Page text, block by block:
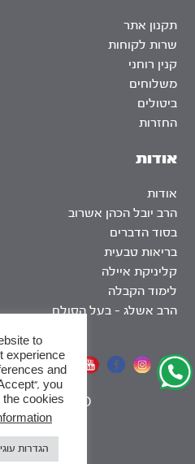
אודות
אודות
הרב יובל הכהן אשרוב
בסוד הדברים
בריאות טבעית
קליניקת איילה
לימוד הקבלה
הרב אשלג – בעל הסולם
תקנון אתר
שרות לקוחות
קנין רוחני
משלוחים
ביטולים
החזרות
אתר
SEO
|
to
experience
and
you
cookies.
הגדרות
x